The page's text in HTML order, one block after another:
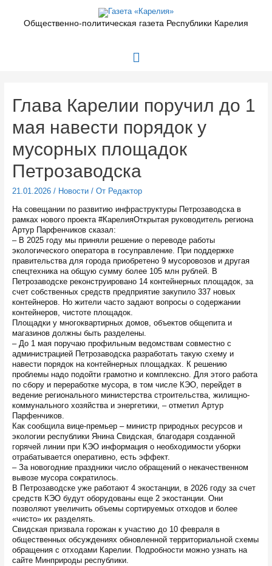
содержимомуОбщественно-политическая газета Республики Карелия
Главное
Глава Карелии поручил до 1
мая навести порядок у
мусорных площадок
Петрозаводска
21.01.2026/ Новости/ От Редактор
На совещании по развитию инфраструктуры Петрозаводска в
рамках нового проекта #КарелияОткрытая руководитель региона
Артур Парфенчиков сказал:
– В 2025 году мы приняли решение о переводе работы
экологического оператора в госуправление. При поддержке
правительства для города приобретено 9 мусоровозов и другая
спецтехника на общую сумму более 105 млн рублей. В
Петрозаводске реконструировано 14 контейнерных площадок, за
счет собственных средств предприятие закупило 337 новых
контейнеров. Но жители часто задают вопросы о содержании
контейнеров, чистоте площадок.
Площадки у многоквартирных домов, объектов общепита и
магазинов должны быть разделены.
– До 1 мая поручаю профильным ведомствам совместно с
администрацией Петрозаводска разработать такую схему и
навести порядок на контейнерных площадках. К решению
проблемы надо подойти грамотно и комплексно. Для этого работа
по сбору и переработке мусора, в том числе КЭО, перейдет в
ведение регионального министерства строительства, жилищно-
коммунального хозяйства и энергетики, – отметил Артур
Парфенчиков.
Как сообщила вице-премьер – министр природных ресурсов и
экологии республики Янина Свидская, благодаря созданной
горячей линии при КЭО информация о необходимости уборки
отрабатывается оперативно, есть эффект.
– За новогодние праздники число обращений о некачественном
вывозе мусора сократилось.
В Петрозаводске уже работают 4 экостанции, в 2026 году за счет
средств КЭО будут оборудованы еще 2 экостанции. Они
позволяют увеличить объемы сортируемых отходов и более
«чисто» их разделять.
Свидская призвала горожан к участию до 10 февраля в
общественных обсуждениях обновленной территориальной схемы
обращения с отходами Карелии. Подробности можно узнать на
сайте Минприроды республики.